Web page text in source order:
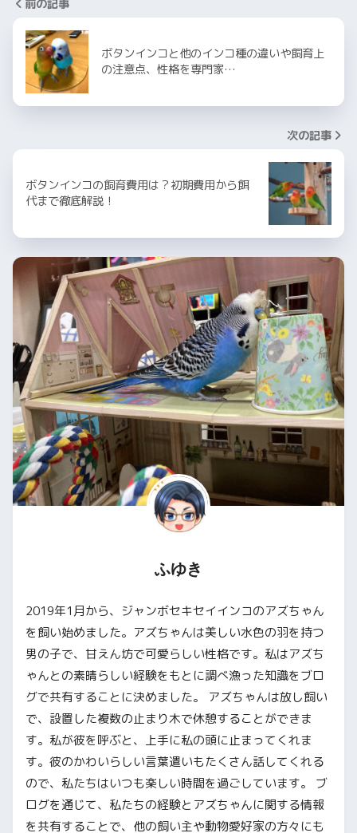
前の記事
ボタンインコと他のインコ種の違いや飼育上
の注意点、性格を専門家…
次の記事
ボタンインコの飼育費用は？初期費用から餌
代まで徹底解説！
ふゆき
2019年1月から、ジャンボセキセイインコのアズちゃん
を飼い始めました。アズちゃんは美しい水色の羽を持つ
男の子で、甘えん坊で可愛らしい性格です。私はアズち
ゃんとの素晴らしい経験をもとに調べ漁った知識をブロ
グで共有することに決めました。 アズちゃんは放し飼い
で、設置した複数の止まり木で休憩することができま
す。私が彼を呼ぶと、上手に私の頭に止まってくれま
す。彼のかわいらしい言葉遣いもたくさん話してくれる
ので、私たちはいつも楽しい時間を過ごしています。 ブ
ログを通じて、私たちの経験とアズちゃんに関する情報
を共有することで、他の飼い主や動物愛好家の方々にも